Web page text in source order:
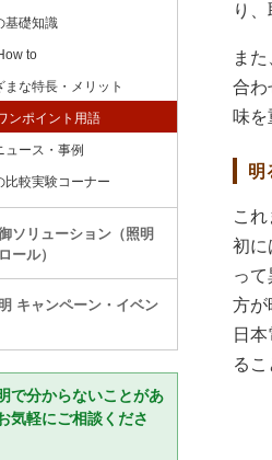
り
ま
合わ
味を
明
こ
初に
っ
方が
日
る
基礎知識
to
まな特長・メリット
ンポイント用語
ュース・事例
比較実験コーナー
ソリューション（照明
ール）
キャンペーン・イベン
で分からないことがあ
気軽にご相談くださ